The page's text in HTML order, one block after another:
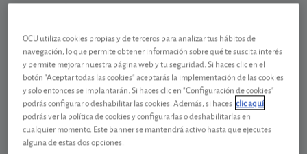
270.000 millones de euros, un récord absoluto y
que casi duplica el montante de hace un lustro. Una
fiesta a la que también se han apuntado los fondos
extranjeros, que suman un patrimonio entre los
partícipes españoles de otros 168.000 millones de
euros, el triple que hace un lustro. ¿A qué se deben
estas buenas cifras?
OCU utiliza cookies propias y de terceros para analizar tus hábitos de
navegación, lo que permite obtener información sobre qué te suscita interés
y permite mejorar nuestra página web y tu seguridad. Si haces clic en el
botón "Aceptar todas las cookies" aceptarás la implementación de las cookies
y solo entonces se implantarán. Si haces clic en "Configuración de cookies"
podrás configurar o deshabilitar las cookies. Además, si haces clic aquí
podrás ver la política de cookies y configurarlas o deshabilitarlas en
cualquier momento. Este banner se mantendrá activo hasta que ejecutes
alguna de estas dos opciones.